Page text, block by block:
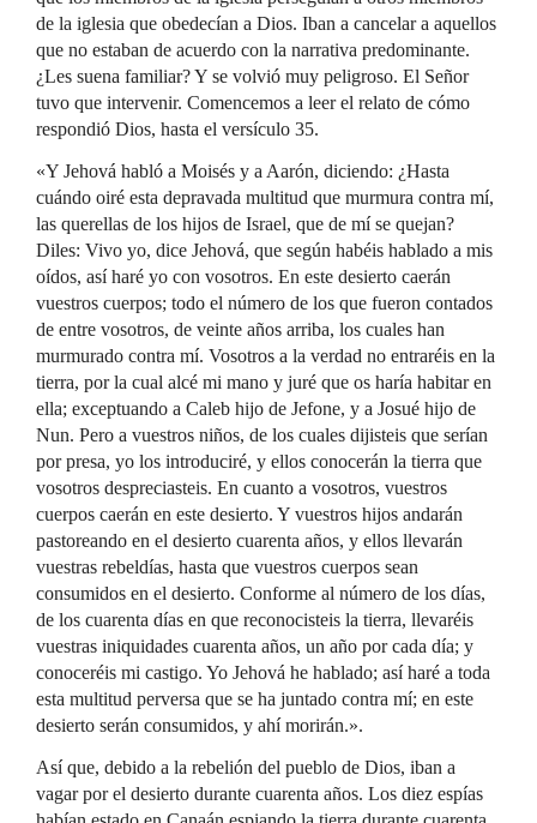
de la iglesia que obedecían a Dios. Iban a cancelar a aquellos
que no estaban de acuerdo con la narrativa predominante.
¿Les suena familiar? Y se volvió muy peligroso. El Señor
tuvo que intervenir. Comencemos a leer el relato de cómo
respondió Dios, hasta el versículo 35.
«Y Jehová habló a Moisés y a Aarón, diciendo: ¿Hasta
cuándo oiré esta depravada multitud que murmura contra mí,
las querellas de los hijos de Israel, que de mí se quejan?
Diles: Vivo yo, dice Jehová, que según habéis hablado a mis
oídos, así haré yo con vosotros. En este desierto caerán
vuestros cuerpos; todo el número de los que fueron contados
de entre vosotros, de veinte años arriba, los cuales han
murmurado contra mí. Vosotros a la verdad no entraréis en la
tierra, por la cual alcé mi mano y juré que os haría habitar en
ella; exceptuando a Caleb hijo de Jefone, y a Josué hijo de
Nun. Pero a vuestros niños, de los cuales dijisteis que serían
por presa, yo los introduciré, y ellos conocerán la tierra que
vosotros despreciasteis. En cuanto a vosotros, vuestros
cuerpos caerán en este desierto. Y vuestros hijos andarán
pastoreando en el desierto cuarenta años, y ellos llevarán
vuestras rebeldías, hasta que vuestros cuerpos sean
consumidos en el desierto. Conforme al número de los días,
de los cuarenta días en que reconocisteis la tierra, llevaréis
vuestras iniquidades cuarenta años, un año por cada día; y
conoceréis mi castigo. Yo Jehová he hablado; así haré a toda
esta multitud perversa que se ha juntado contra mí; en este
desierto serán consumidos, y ahí morirán.».
Así que, debido a la rebelión del pueblo de Dios, iban a
vagar por el desierto durante cuarenta años. Los diez espías